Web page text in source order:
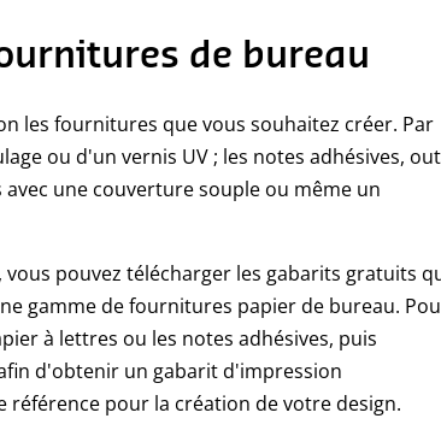
de bureau
les fournitures que vous souhaitez créer. Par
ou d'un vernis UV ; les notes adhésives,
une couverture souple ou même un
pouvez télécharger les gabarits gratuits
gamme de fournitures papier de bureau.
à lettres ou les notes adhésives, puis
d'obtenir un gabarit d'impression
pour la création de votre design.